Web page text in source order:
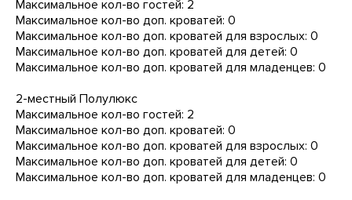
Максимальное кол-во гостей: 2
Максимальное кол-во доп. кроватей: 0
Максимальное кол-во доп. кроватей для взрослых: 0
Максимальное кол-во доп. кроватей для детей: 0
Максимальное кол-во доп. кроватей для младенцев: 0
2-местный Полулюкс
Максимальное кол-во гостей: 2
Максимальное кол-во доп. кроватей: 0
Максимальное кол-во доп. кроватей для взрослых: 0
Максимальное кол-во доп. кроватей для детей: 0
Максимальное кол-во доп. кроватей для младенцев: 0